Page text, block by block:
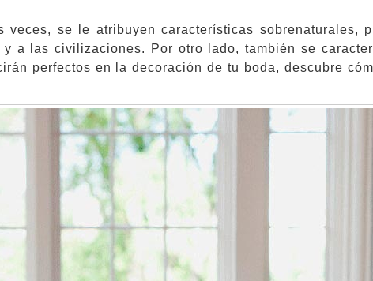
se le atribuyen características sobrenaturales,
a las civilizaciones. Por otro lado, también se
perfectos en la decoración de tu boda, descubre